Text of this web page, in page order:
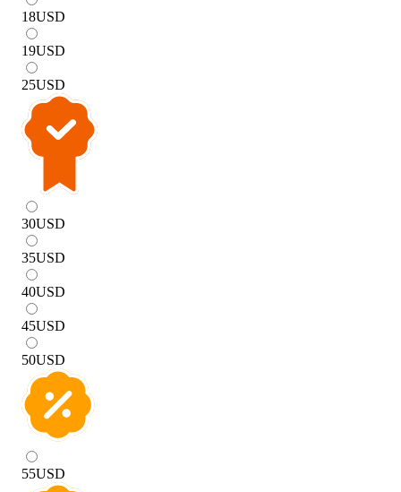
18USD
19USD
25USD
30USD
35USD
40USD
45USD
50USD
55USD